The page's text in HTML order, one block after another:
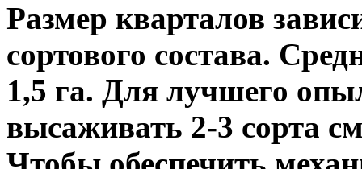
Размер кварталов
сортового состава.
1,5 га. Для лучшего
высаживать 2-3 сорта